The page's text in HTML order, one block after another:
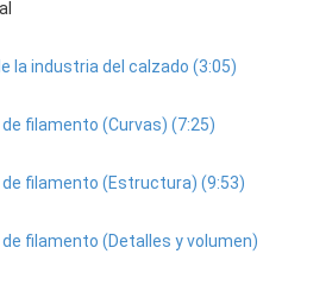
la industria del calzado (3:05)
de filamento (Curvas) (7:25)
de filamento (Estructura) (9:53)
de filamento (Detalles y volumen)